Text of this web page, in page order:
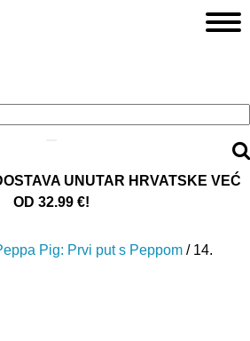
UNUTAR HRVATSKE VEĆ
OD 32.99 €!
Pig: Prvi put s Peppom / 14.